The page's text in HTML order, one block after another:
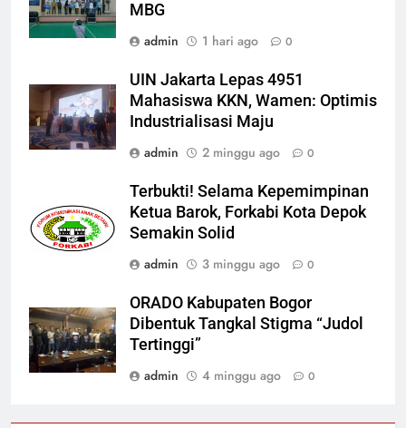
MBG
admin
1 hari ago 0
UIN Jakarta Lepas 4951
Mahasiswa KKN, Wamen: Optimis
Industrialisasi Maju
admin
2 minggu ago 0
Terbukti! Selama Kepemimpinan
Ketua Barok, Forkabi Kota Depok
Semakin Solid
admin
3 minggu ago 0
ORADO Kabupaten Bogor
Dibentuk Tangkal Stigma “Judol
Tertinggi”
admin
4 minggu ago 0